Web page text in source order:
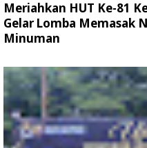
Meriahkan HUT Ke-81
Gelar Lomba Memasak
Minuman